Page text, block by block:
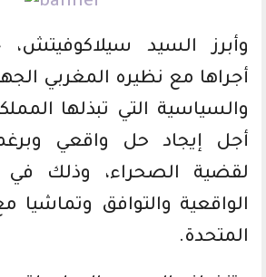
وأبرز السيد سيلاكوفيتش،
أجراها مع نظيره المغربي
والسياسية التي تبذلها
أجل إيجاد حل واقعي
لقضية الصحراء، وذلك
الواقعية والتوافق وتماشيا
المتحدة.